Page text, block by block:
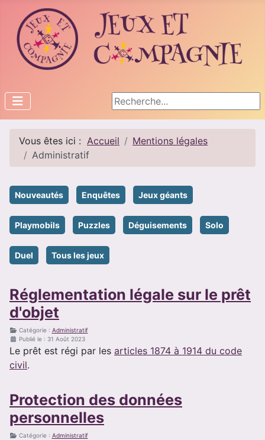
Rechercher
Vous êtes ici : Accueil
Mentions légales
Administratif
Nouveautés Enquêtes Jeux géants
Playmobils Puzzles Déguisements Solo
Duel Tous les jeux
Réglementation légale sur le prêt
d'objet
Catégorie : Administratif
Publié le : 31 Août 2023
Le prêt est régi par les articles 1874 à 1914 du code
civil.
Protection des données
personnelles
Catégorie : Administratif